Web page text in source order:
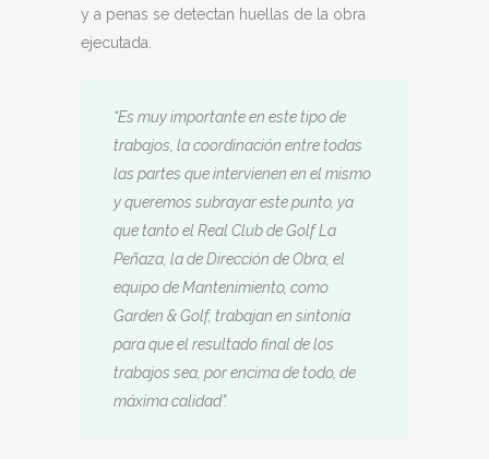
y a penas se detectan huellas de la obra
ejecutada.
“Es muy importante en este tipo de
trabajos, la coordinación entre todas
las partes que intervienen en el mismo
y queremos subrayar este punto, ya
que tanto el Real Club de Golf La
Peñaza, la de Dirección de Obra, el
equipo de Mantenimiento, como
Garden & Golf, trabajan en sintonía
para que el resultado final de los
trabajos sea, por encima de todo, de
máxima calidad”.